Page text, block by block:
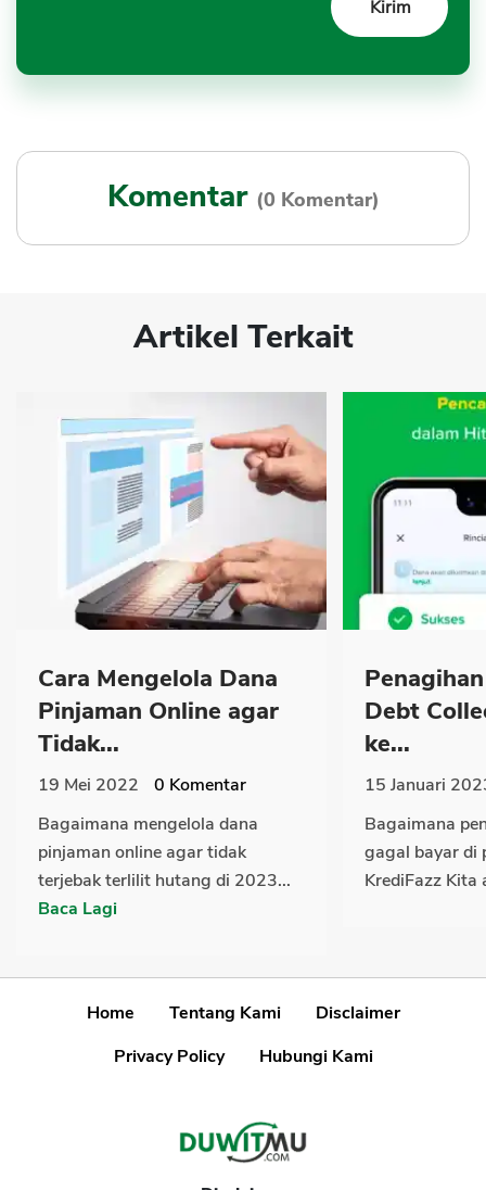
Komentar (0 Komentar)
Artikel Terkait
Cara Mengelola Dana
Pinjaman Online agar
Tidak...
19 Mei 2022 0 Komentar
Bagaimana mengelola dana
pinjaman online agar tidak
terjebak terlilit hutang di 2023...
Baca Lagi
Debt
ke...
15 Januari
Bagaimana
gagal bayar di
KrediFazz Kita
Home Tentang Kami
Disclaimer
Privacy Policy
Hubungi Kami